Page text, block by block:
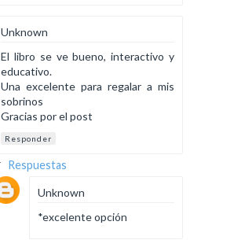
Unknown
El libro se ve bueno, interactivo y
educativo.
Una excelente para regalar a mis
sobrinos
Gracias por el post
Responder
Respuestas
Unknown
*excelente opción